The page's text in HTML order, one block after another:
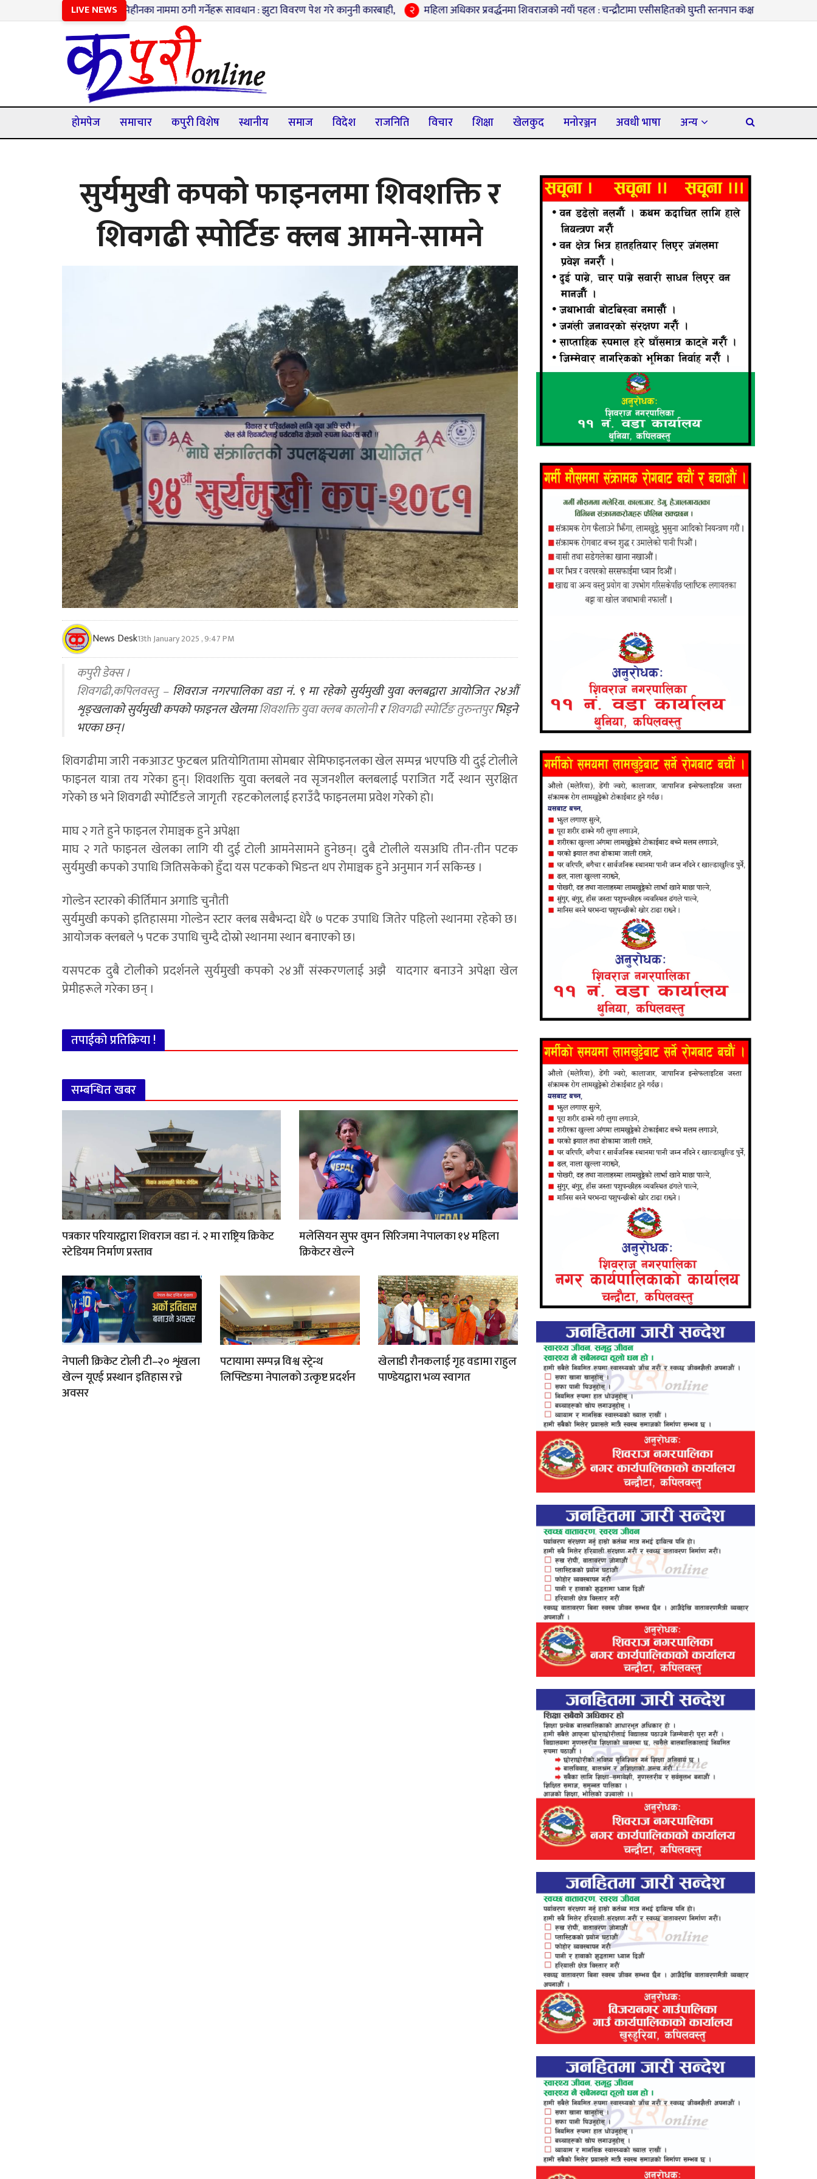
LIVE NEWS
भूमिहीनका नाममा ठगी गर्नेहरू सावधान : झुटा विवरण पेश गरे कानुनी कारबाही, २ महिला अधिकार प्रवर्द्धनमा शिवराजको नयाँ पहल : चन्द्रौटामा एसीसहितको घुम्ती स्तनपान कक्ष सञ्चालनमा ३
होमपेज समाचार कपुरी विशेष स्थानीय समाज विदेश राजनिति विचार शिक्षा खेलकुद मनोरञ्जन अवधी भाषा अन्य
सुर्यमुखी कपको फाइनलमा शिवशक्ति र
शिवगढी स्पोर्टिङ क्लब आमने-सामने
News Desk13th January 2025 , 9:47 PM
कपुरी डेक्स ।
शिवगढी,कपिलवस्तु –शिवराज नगरपालिका वडा नं. ९ मा रहेको सुर्यमुखी युवा क्लबद्वारा आयोजित २४औं
शृङ्खलाको सुर्यमुखी कपको फाइनल खेलमाशिवशक्ति युवा क्लब कालोनीरशिवगढी स्पोर्टिङ तुरुन्तपुरभिड्ने
भएका छन्।
शिवगढीमा जारी नकआउट फुटबल प्रतियोगितामा सोमबार सेमिफाइनलका खेल सम्पन्न भएपछि यी दुई टोलीले
फाइनल यात्रा तय गरेका हुन्। शिवशक्ति युवा क्लबले नव सृजनशील क्लबलाई पराजित गर्दै स्थान सुरक्षित
गरेको छ भने शिवगढी स्पोर्टिङले जागृती रहटकोललाई हराउँदै फाइनलमा प्रवेश गरेको हो।
माघ २ गते हुने फाइनल रोमाञ्चक हुने अपेक्षा
माघ २ गते फाइनल खेलका लागि यी दुई टोली आमनेसामने हुनेछन्। दुबै टोलीले यसअघि तीन-तीन पटक
सुर्यमुखी कपको उपाधि जितिसकेको हुँदा यस पटकको भिडन्त थप रोमाञ्चक हुने अनुमान गर्न सकिन्छ ।
गोल्डेन स्टारको कीर्तिमान अगाडि चुनौती
सुर्यमुखी कपको इतिहासमा गोल्डेन स्टार क्लब सबैभन्दा धेरै ७ पटक उपाधि जितेर पहिलो स्थानमा रहेको छ।
आयोजक क्लबले ५ पटक उपाधि चुम्दै दोस्रो स्थानमा स्थान बनाएको छ।
यसपटक दुबै टोलीको प्रदर्शनले सुर्यमुखी कपको २४औं संस्करणलाई अझै यादगार बनाउने अपेक्षा खेल
प्रेमीहरूले गरेका छन् ।
तपाईको प्रतिक्रिया !
सम्बन्धित खबर
पत्रकार परियारद्वारा शिवराज वडा नं. २ मा राष्ट्रिय क्रिकेट
स्टेडियम निर्माण प्रस्ताव
मलेसियन सुपर वुमन सिरिजमा नेपालका १४ महिला
क्रिकेटर खेल्ने
नेपाली क्रिकेट टोली टी–२० शृंखला
खेल्न यूएई प्रस्थान इतिहास रच्ने
अवसर
पटायामा सम्पन्न विश्व स्ट्रेन्थ
लिफ्टिङमा नेपालको उत्कृष्ट प्रदर्शन
खेलाडी रौनकलाई गृह वडामा राहुल
पाण्डेयद्वारा भव्य स्वागत